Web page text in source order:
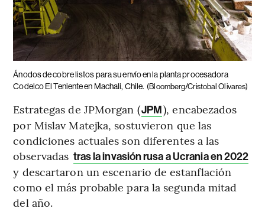
Ánodos de cobre listos para su envío en la planta procesadora
Codelco El Teniente en Machali, Chile. (Bloomberg/Cristobal Olivares)
Estrategas de JPMorgan (JPM), encabezados
por Mislav Matejka, sostuvieron que las
condiciones actuales son diferentes a las
observadas tras la invasión rusa a Ucrania en 2022
y descartaron un escenario de estanflación
como el más probable para la segunda mitad
del año.